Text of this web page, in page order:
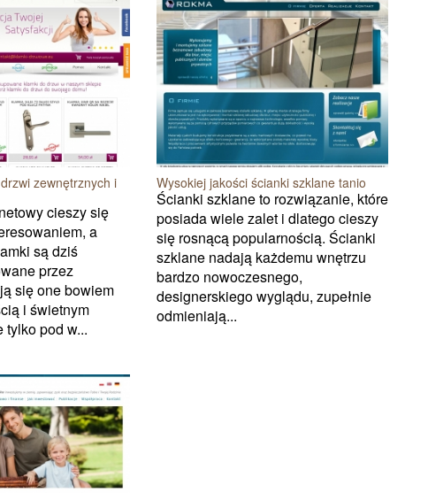
zewnętrznych i
cieszy się
a
są dziś
przez
się one bowiem
i świetnym
tylko pod w...
Wysokiej jakości ścianki szklane tanio
Ścianki szklane to rozwiązanie, które
posiada wiele zalet i dlatego cieszy
się rosnącą popularnością. Ścianki
szklane nadają każdemu wnętrzu
bardzo nowoczesnego,
designerskiego wyglądu, zupełnie
odmieniają...